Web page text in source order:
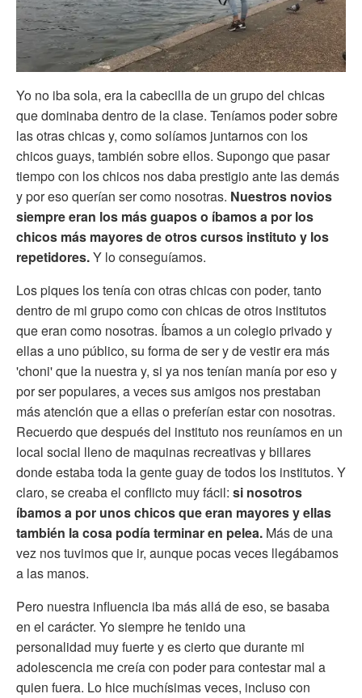
Yo no iba sola, era la cabecilla de un grupo del chicas
que dominaba dentro de la clase. Teníamos poder sobre
las otras chicas y, como solíamos juntarnos con los
chicos guays, también sobre ellos. Supongo que pasar
tiempo con los chicos nos daba prestigio ante las demás
y por eso querían ser como nosotras. Nuestros novios
siempre eran los más guapos o íbamos a por los
chicos más mayores de otros cursos instituto y los
repetidores.Y lo conseguíamos.
Los piques los tenía con otras chicas con poder, tanto
dentro de mi grupo como con chicas de otros institutos
que eran como nosotras. Íbamos a un colegio privado y
ellas a uno público, su forma de ser y de vestir era más
'choni' que la nuestra y, si ya nos tenían manía por eso y
por ser populares, a veces sus amigos nos prestaban
más atención que a ellas o preferían estar con nosotras.
Recuerdo que después del instituto nos reuníamos en un
local social lleno de maquinas recreativas y billares
donde estaba toda la gente guay de todos los institutos. Y
claro, se creaba el conflicto muy fácil: si nosotros
íbamos a por unos chicos que eran mayores y ellas
también la cosa podía terminar en pelea. Más de una
vez nos tuvimos que ir, aunque pocas veces llegábamos
a las manos.
Pero nuestra influencia iba más allá de eso, se basaba
en el carácter. Yo siempre he tenido una
personalidad muy fuerte y es cierto que durante mi
adolescencia me creía con poder para contestar mal a
quien fuera. Lo hice muchísimas veces, incluso con